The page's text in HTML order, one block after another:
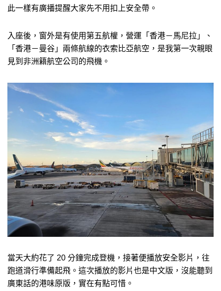
此一樣有廣播提醒大家先不用扣上安全帶。
入座後，窗外是有使用第五航權，營運「香港－馬尼拉」、
「香港－曼谷」兩條航線的衣索比亞航空，是我第一次親眼
見到非洲籍航空公司的飛機。
當天大約花了 20 分鐘完成登機，接著便播放安全影片，往
跑道滑行準備起飛。這次播放的影片也是中文版，沒能聽到
廣東話的港味原版，實在有點可惜。